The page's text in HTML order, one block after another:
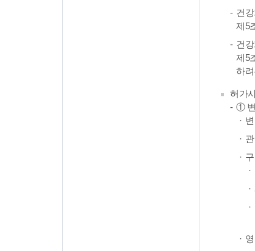
건
제5
건
제5
하
허가
①